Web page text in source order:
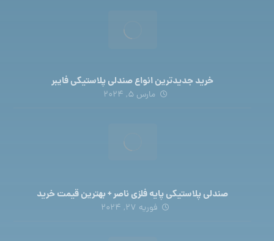
خرید جدیدترین انواع صندلی پلاستیکی فایبر
مارس 5, 2024
صندلی پلاستیکی پایه فلزی ناصر + بهترین قیمت خرید
فوریه 27, 2024